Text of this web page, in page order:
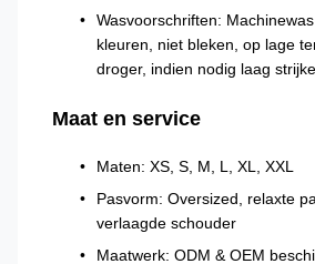
Wasvoorschriften:
kleuren, niet bleken, op lage
droger, indien nodig laag
Maat en service
Maten: XS, S, M, L, XL, XXL
Pasvorm: Oversized, relaxte
verlaagde schouder
Maatwerk: ODM & OEM